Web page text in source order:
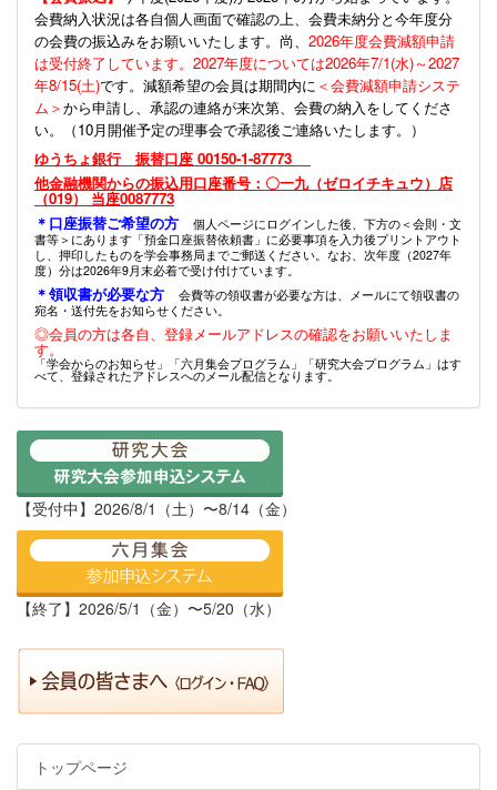
会費納入状況は各自個人画面で確認の上、会費未納分と今年度分
の会費の振込みをお願いいたします。尚、 2026年度会費減額申請
は受付終了しています。2027年度については2026年7/1(水)～2027
年8/15(土)です。減額希望の会員は期間内に ＜会費減額申請システ
ム＞から申請し、承認の連絡が来次第、会費の納入をしてくださ
い。（10月開催予定の理事会で承認後ご連絡いたします。）
ゆうちょ銀行 振替口座 00150-1-87773
他金融機関からの振込用口座番号：〇一九（ゼロイチキュウ）店
（019） 当座0087773
＊口座振替ご希望の方
個人ページにログインした後、下方の＜会則・文
書等＞にあります「預金口座振替依頼書」に必要事項を入力後プリントアウト
し、押印したものを学会事務局までご郵送ください。なお、次年度（2027年
度）分は2026年9月末必着で受け付けています。
＊領収書が必要な方
会費等の領収書が必要な方は、メールにて領収書の
宛名・送付先をお知らせください。
◎会員の方は各自、登録メールアドレスの確認をお願いいたしま
す。
「学会からのお知らせ」「六月集会プログラム」「研究大会プログラム」はす
べて、登録されたアドレスへのメール配信となります。
【受付中】2026/8/1（土）〜8/14（金）
【終了】2026/5/1（金）〜5/20（水）
トップページ